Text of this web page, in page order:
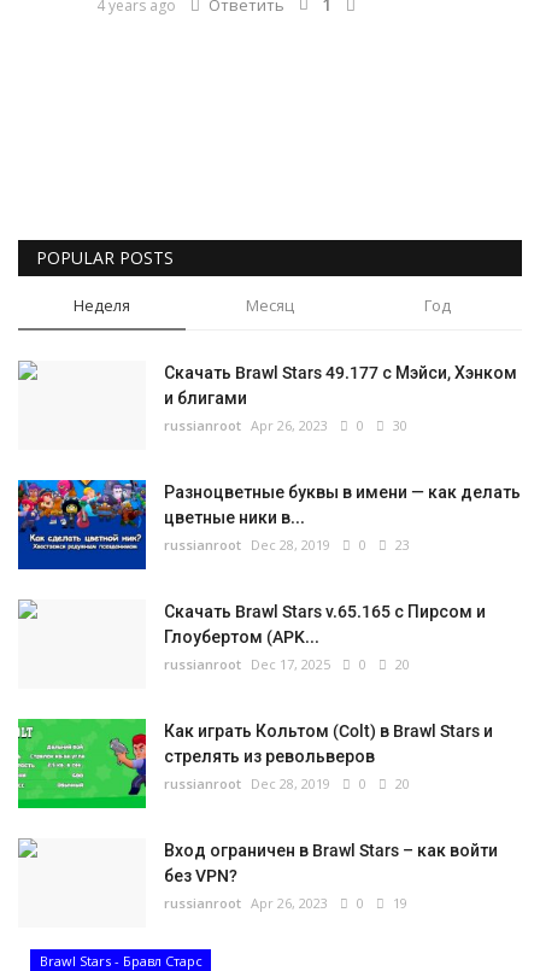
4 years ago Ответить
POPULAR POSTS
Неделя Месяц Год
Скачать Brawl Stars 49.177 с Мэйси, Хэнком
и блигами
russianroot Apr 26, 2023 0 30
Разноцветные буквы в имени — как делать
цветные ники в...
russianroot Dec 28, 2019 0 23
Скачать Brawl Stars v.65.165 с Пирсом и
Глоубертом (APK...
russianroot Dec 17, 2025 0 20
Как играть Кольтом (Colt) в Brawl Stars и
стрелять из револьверов
russianroot Dec 28, 2019 0 20
Вход ограничен в Brawl Stars – как войти
без VPN?
russianroot Apr 26, 2023 0 19
Brawl Stars - Бравл Старс